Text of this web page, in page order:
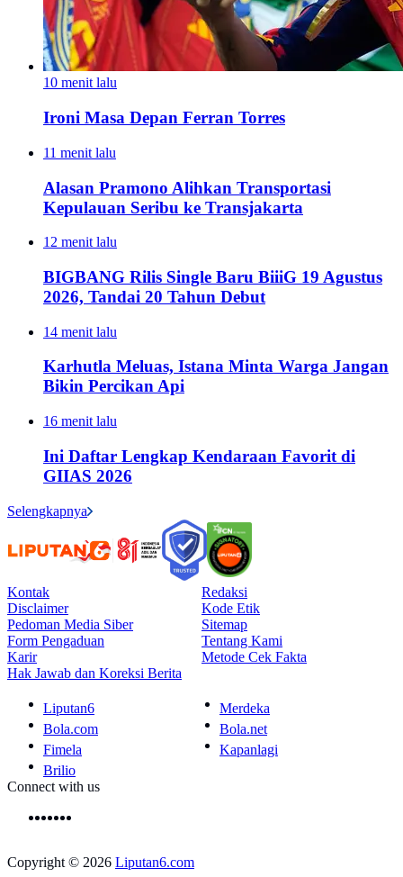
10 menit lalu
Ironi Masa Depan Ferran Torres
11 menit lalu
Alasan Pramono Alihkan Transportasi
Kepulauan Seribu ke Transjakarta
12 menit lalu
BIGBANG Rilis Single Baru BiiiG 19 Agustus
2026, Tandai 20 Tahun Debut
14 menit lalu
Karhutla Meluas, Istana Minta Warga Jangan
Bikin Percikan Api
16 menit lalu
Ini Daftar Lengkap Kendaraan Favorit di
GIIAS 2026
Selengkapnya
Kontak
Redaksi
Disclaimer
Kode Etik
Pedoman Media Siber
Sitemap
Form Pengaduan
Tentang Kami
Karir
Metode Cek Fakta
Hak Jawab dan Koreksi Berita
Liputan6
Merdeka
Bola.com
Bola.net
Fimela
Kapanlagi
Brilio
Connect with us
Copyright © 2026 Liputan6.com